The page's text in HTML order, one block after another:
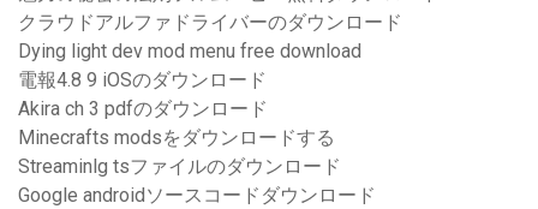
クラウドアルファドライバーのダウンロード
Dying light dev mod menu free download
電報4.8 9 iOSのダウンロード
Akira ch 3 pdfのダウンロード
Minecrafts modsをダウンロードする
Streaminlg tsファイルのダウンロード
Google androidソースコードダウンロード